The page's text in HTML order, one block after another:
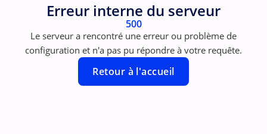
Erreur interne du serveur
500
Le serveur a rencontré une erreur ou problème de
configuration et n'a pas pu répondre à votre requête.
Retour à l'accueil